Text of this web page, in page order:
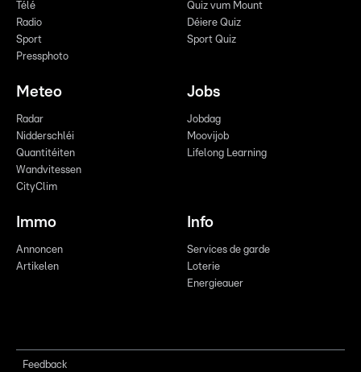
Télé
Radio
Sport
Pressphoto
Quiz vum Mount
Déiere Quiz
Sport Quiz
Meteo
Radar
Nidderschléi
Quantitéiten
Wandvitessen
CityClim
Jobs
Jobdag
Moovijob
Lifelong Learning
Immo
Annoncen
Artikelen
Info
Services de garde
Loterie
Energieauer
Feedback